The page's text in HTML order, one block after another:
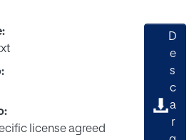
license agreed
D
e
s
c
a
r